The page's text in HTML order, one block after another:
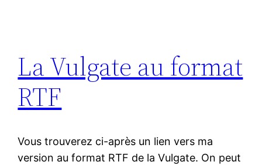
La Vulgate au format
RTF
Vous trouverez ci-après un lien vers ma
version au format RTF de la Vulgate. On peut